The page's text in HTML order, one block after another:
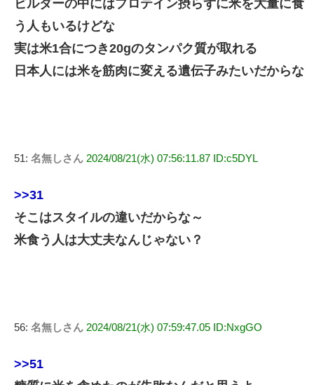
ビルダーの中にはプロテイン摂らずに米を大量に食
う人もいるけどな
実は米1合につき20gのタンパク質が取れる
日本人には米を筋肉に変える遺伝子みたいだからな
51: 名無しさん 2024/08/21(水) 07:56:11.87 ID:c5DYL
>>31
そこはスタイルの違いだからな～
米食う人は大丈夫なんじゃない？
56: 名無しさん 2024/08/21(水) 07:59:47.05 ID:NxgGO
>>51